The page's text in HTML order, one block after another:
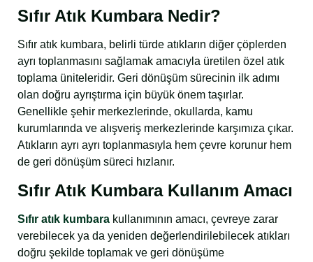
Sıfır Atık Kumbara Nedir?
Sıfır atık kumbara, belirli türde atıkların diğer çöplerden
ayrı toplanmasını sağlamak amacıyla üretilen özel atık
toplama üniteleridir. Geri dönüşüm sürecinin ilk adımı
olan doğru ayrıştırma için büyük önem taşırlar.
Genellikle şehir merkezlerinde, okullarda, kamu
kurumlarında ve alışveriş merkezlerinde karşımıza çıkar.
Atıkların ayrı ayrı toplanmasıyla hem çevre korunur hem
de geri dönüşüm süreci hızlanır.
Sıfır Atık Kumbara Kullanım Amacı
Sıfır atık kumbara kullanımının amacı, çevreye zarar
verebilecek ya da yeniden değerlendirilebilecek atıkları
doğru şekilde toplamak ve geri dönüşüme